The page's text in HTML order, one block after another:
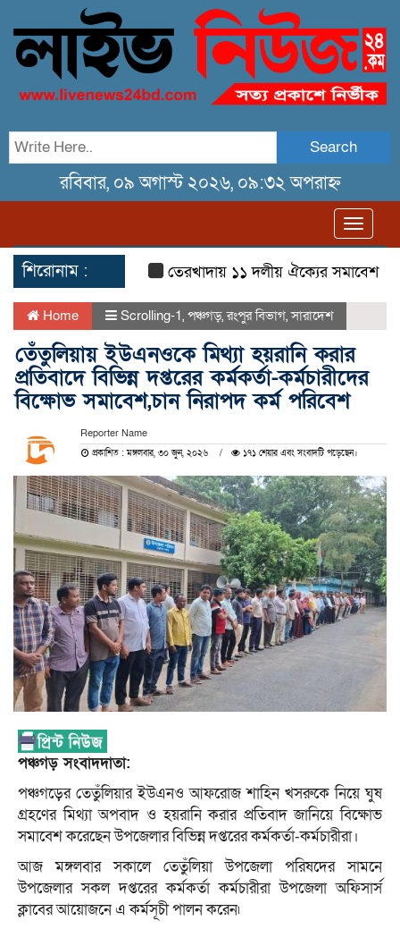
Search
রবিবার, ০৯ অগাস্ট ২০২৬, ০৯:৩২ অপরাহ্ন
শিরোনাম : তেরখাদায় ১১ দলীয় ঐক্যের সমাবেশ ও গণ
Home Scrolling-1, পঞ্চগড়,রংপুর বিভাগ,সারাদেশ
তেঁতুলিয়ায় ইউএনওকে মিথ্যা হয়রানি করার
প্রতিবাদে বিভিন্ন দপ্তরের কর্মকর্তা-কর্মচারীদের
বিক্ষোভ সমাবেশ,চান নিরাপদ কর্ম পরিবেশ
Reporter Name
প্রকাশিত : মঙ্গলবার, ৩০ জুন, ২০২৬ ১৭১ শেয়ার এবং সংবাদটি পড়েছেন।
পঞ্চগড় সংবাদদাতা:
পঞ্চগড়ের তেতুঁলিয়ার ইউএনও আফরোজ শাহিন খসরুকে নিয়ে ঘুষ
গ্রহণের মিথ্যা অপবাদ ও হয়রানি করার প্রতিবাদ জানিয়ে বিক্ষোভ
সমাবেশ করেছেন উপজেলার বিভিন্ন দপ্তরের কর্মকর্তা-কর্মচারীরা।
আজ মঙ্গলবার সকালে তেতুঁলিয়া উপজেলা পরিষদের সামনে
উপজেলার সকল দপ্তরের কর্মকর্তা কর্মচারীরা উপজেলা অফিসার্স
ক্লাবের আয়োজনে এ কর্মসূচী পালন করেন৷